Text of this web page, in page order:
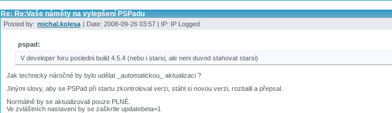
Re: Re:Vaše náměty na vylepšení PSPadu
Posted by: michal.kolesa | Date: 2008-09-26 03:57 | IP: IP Logged
pspad:
V developer foru posledni build 4.5.4 (nebo i starsi, ale neni duvod stahovat starsi)
Jak technicky náročné by bylo udělat _automatickou_ aktualizaci ?
Jinými slovy, aby se PSPad při startu zkontroloval verzi, stáhl si novou verzi, rozbalil a přepsal.
Normálně by se aktualizovali pouze PLNÉ.
Ve zvláštních nastavení by se zaškrtle updatebeta=1